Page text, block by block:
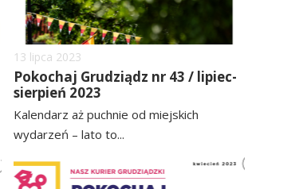
Dodano
13 lipca 2023
Pokochaj Grudziądz nr 43 / lipiec-
sierpień 2023
Kalendarz aż puchnie od miejskich
wydarzeń – lato to...
więcej
image image